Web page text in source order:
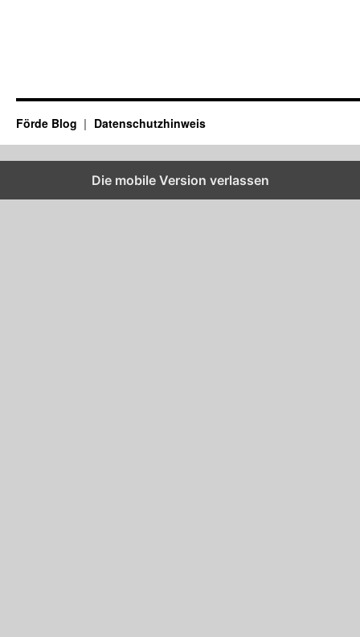
Förde Blog Datenschutzhinweis
Die mobile Version verlassen